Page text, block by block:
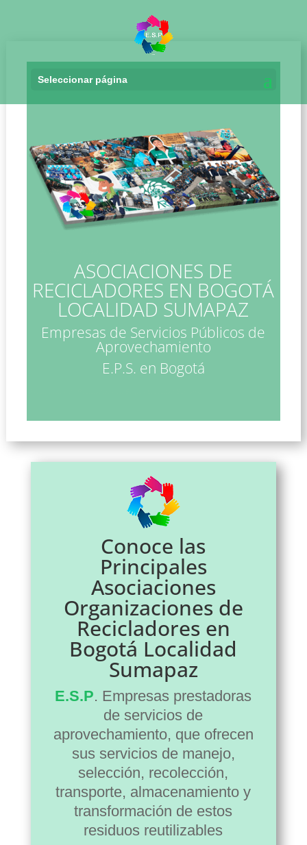
Seleccionar página
ASOCIACIONES DE
RECICLADORES EN BOGOTÁ
LOCALIDAD SUMAPAZ
Empresas de Servicios Públicos de
Aprovechamiento
E.P.S. en Bogotá
Conoce las
Principales
Asociaciones
Organizaciones de
Recicladores en
Bogotá Localidad
Sumapaz
E.S.P. Empresas prestadoras
de servicios de
aprovechamiento, que ofrecen
sus servicios de manejo,
selección, recolección,
transporte, almacenamiento y
transformación de estos
residuos reutilizables